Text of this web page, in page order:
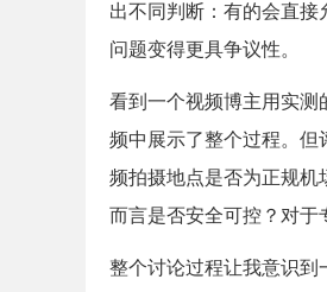
出不同判断：有的会直
问题变得更具争议性。
看到一个视频博主用实测
频中展示了整个过程。
频拍摄地点是否为正规机
而言是否安全可控？对于
整个讨论过程让我意识到